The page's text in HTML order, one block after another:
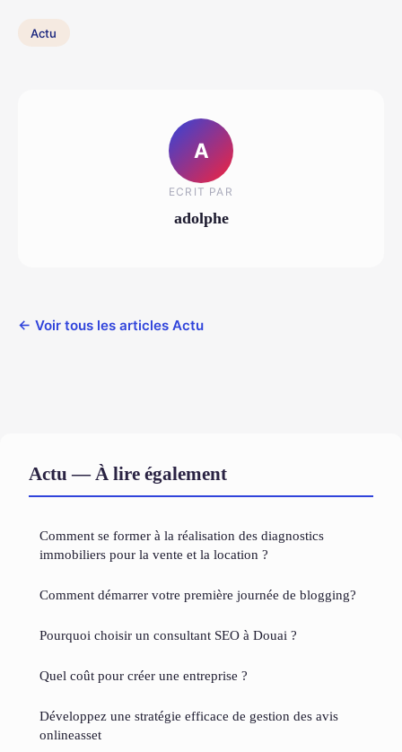
Actu
A
ECRIT PAR
adolphe
← Voir tous les articles Actu
Actu — À lire également
Comment se former à la réalisation des diagnostics
immobiliers pour la vente et la location ?
Comment démarrer votre première journée de blogging?
Pourquoi choisir un consultant SEO à Douai ?
Quel coût pour créer une entreprise ?
Développez une stratégie efficace de gestion des avis
onlineasset